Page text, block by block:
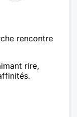
rencontre
rire,